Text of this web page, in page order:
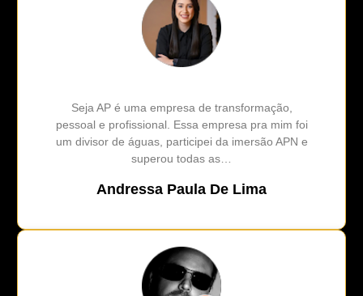
Seja AP é uma empresa de transformação,
pessoal e profissional. Essa empresa pra mim foi
um divisor de águas, participei da imersão APN e
superou todas as…
Andressa Paula De Lima